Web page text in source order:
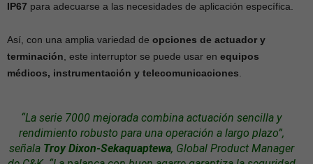
IP67 para adecuarse a las necesidades de aplicación específica.
Así, con una amplia variedad de opciones de actuador y
terminación , este interruptor se puede usar en equipos
médicos, instrumentación y telecomunicaciones
“La serie 7000 mejorada combina actuación sencilla y
rendimiento robusto para una operación a largo plazo”,
señala Troy Dixon-Sekaquaptewa, Global Product Manager